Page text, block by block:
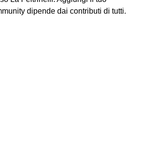
dipende dai contributi di tutti.